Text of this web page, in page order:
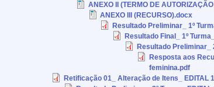
ANEXO II (TERMO DE
ANEXO III (RECURSO).docx
Resultado Preliminar_ 1º
Resultado Final_ 1º
Resultado Preliminar_
Resposta aos
feminina.pdf
Retificação 01_ Alteração de Itens_ EDITAL